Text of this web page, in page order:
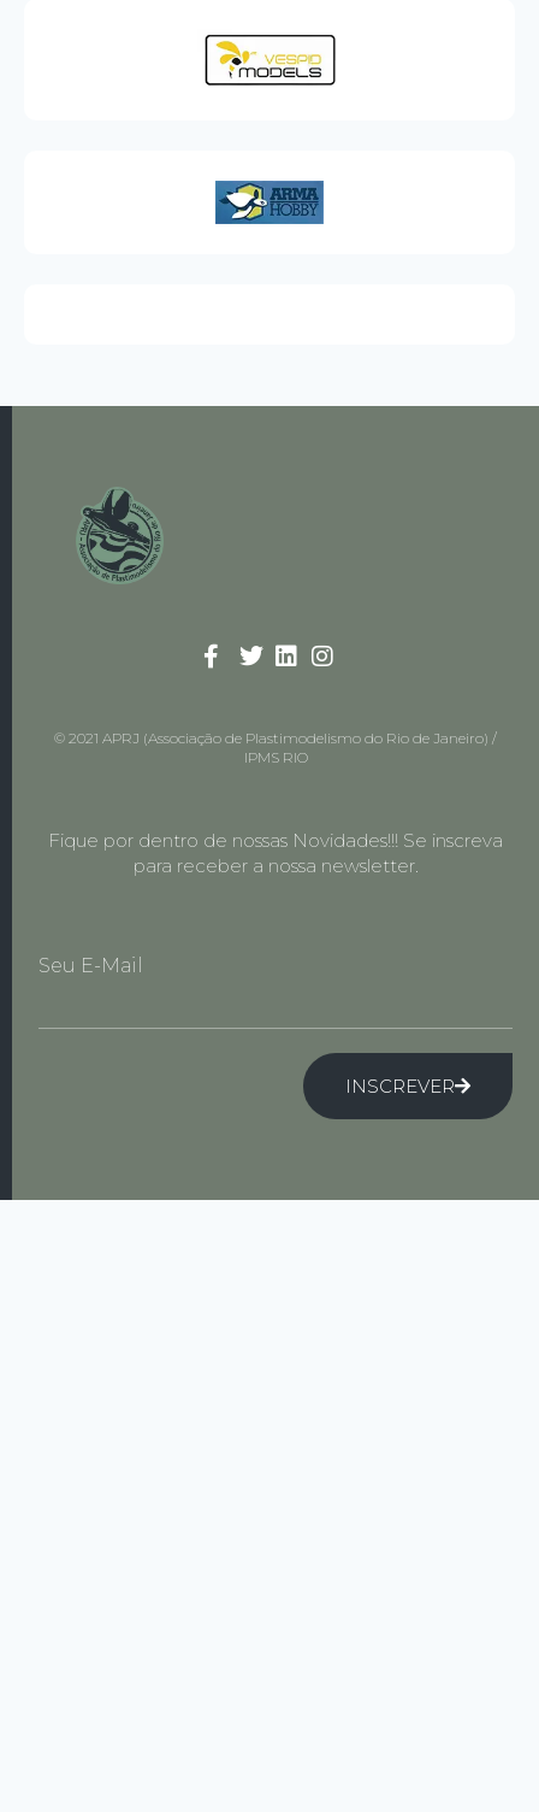
© 2021 APRJ (Associação de Plastimodelismo do Rio de Janeiro) /
IPMS RIO
Fique por dentro de nossas Novidades!!! Se inscreva
para receber a nossa newsletter.
Seu E-Mail
INSCREVER